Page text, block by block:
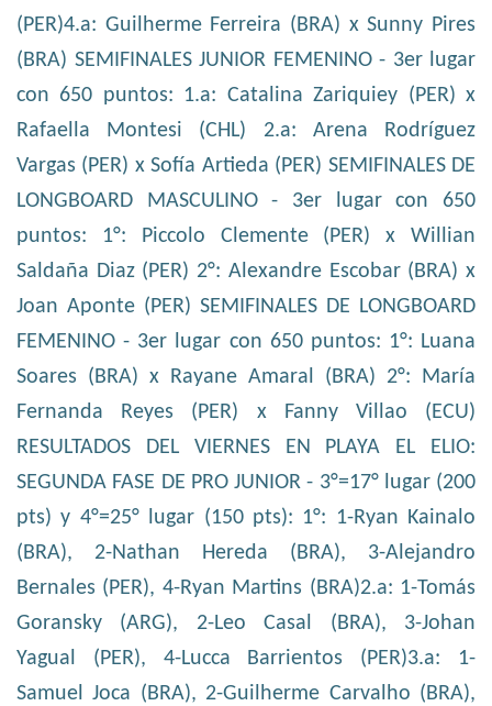
(PER)4.a: Guilherme Ferreira (BRA) x Sunny Pires
(BRA) SEMIFINALES JUNIOR FEMENINO - 3er lugar
con 650 puntos: 1.a: Catalina Zariquiey (PER) x
Rafaella Montesi (CHL) 2.a: Arena Rodríguez
Vargas (PER) x Sofía Artieda (PER) SEMIFINALES DE
LONGBOARD MASCULINO - 3er lugar con 650
puntos: 1°: Piccolo Clemente (PER) x Willian
Saldaña Diaz (PER) 2°: Alexandre Escobar (BRA) x
Joan Aponte (PER) SEMIFINALES DE LONGBOARD
FEMENINO - 3er lugar con 650 puntos: 1°: Luana
Soares (BRA) x Rayane Amaral (BRA) 2°: María
Fernanda Reyes (PER) x Fanny Villao (ECU)
RESULTADOS DEL VIERNES EN PLAYA EL ELIO:
SEGUNDA FASE DE PRO JUNIOR - 3°=17° lugar (200
pts) y 4°=25° lugar (150 pts): 1°: 1-Ryan Kainalo
(BRA), 2-Nathan Hereda (BRA), 3-Alejandro
Bernales (PER), 4-Ryan Martins (BRA)2.a: 1-Tomás
Goransky (ARG), 2-Leo Casal (BRA), 3-Johan
Yagual (PER), 4-Lucca Barrientos (PER)3.a: 1-
Samuel Joca (BRA), 2-Guilherme Carvalho (BRA),